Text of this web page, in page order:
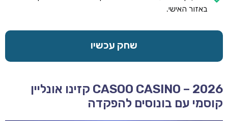
באזור האישי.
שחק עכשיו
CASOO CASINO – 2026 קזינו אונליין
קוסמי עם בונוסים להפקדה